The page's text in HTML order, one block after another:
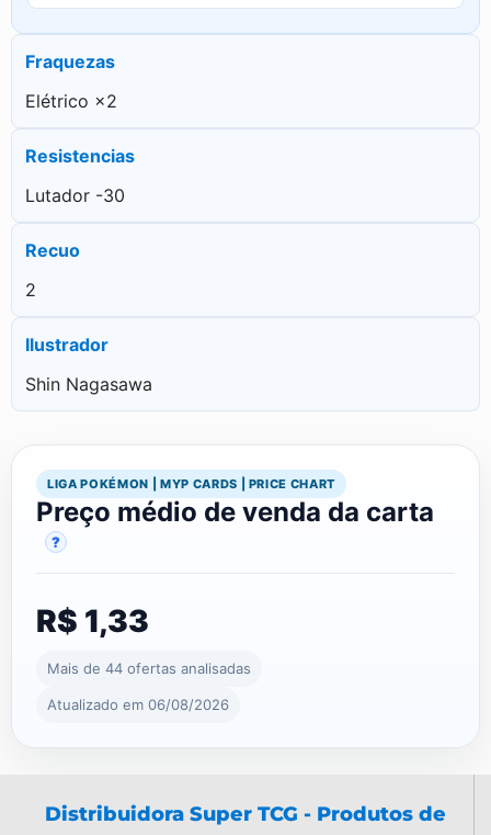
Fraquezas
Elétrico ×2
Resistencias
Lutador -30
Recuo
2
Ilustrador
Shin Nagasawa
LIGA POKÉMON | MYP CARDS | PRICE CHART
Preço médio de venda da carta
?
R$ 1,33
Mais de 44 ofertas analisadas
Atualizado em 06/08/2026
Distribuidora Super TCG - Produtos de